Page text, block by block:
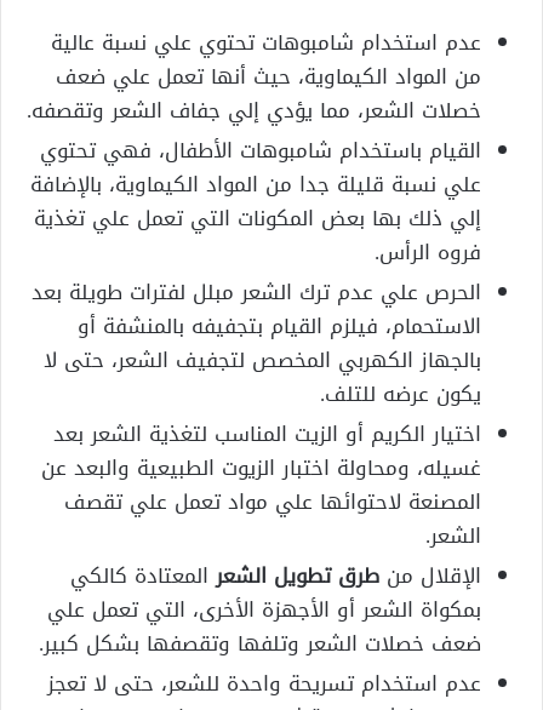
عدم استخدام شامبوهات تحتوي علي نسبة عالية
من المواد الكيماوية، حيث أنها تعمل علي ضعف
خصلات الشعر، مما يؤدي إلي جفاف الشعر وتقصفه.
القيام باستخدام شامبوهات الأطفال، فهي تحتوي
علي نسبة قليلة جدا من المواد الكيماوية، بالإضافة
إلي ذلك بها بعض المكونات التي تعمل علي تغذية
فروه الرأس.
الحرص علي عدم ترك الشعر مبلل لفترات طويلة بعد
الاستحمام، فيلزم القيام بتجفيفه بالمنشفة أو
بالجهاز الكهربي المخصص لتجفيف الشعر، حتى لا
يكون عرضه للتلف.
اختيار الكريم أو الزيت المناسب لتغذية الشعر بعد
غسيله، ومحاولة اختبار الزيوت الطبيعية والبعد عن
المصنعة لاحتوائها علي مواد تعمل علي تقصف
الشعر.
الإقلال من طرق تطويل الشعرالمعتادة كالكي
بمكواة الشعر أو الأجهزة الأخرى، التي تعمل علي
ضعف خصلات الشعر وتلفها وتقصفها بشكل كبير.
عدم استخدام تسريحة واحدة للشعر، حتى لا تعجز